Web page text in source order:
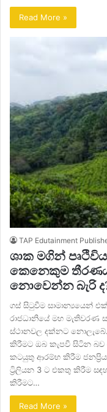
Read More »
TAP Edutainment
ශාක මගින්
කෙනෙකුම
නොවෙන්න බැරි
ගස් සිටුවීම සාමාන්‍යයෙන්
රාජධානියේ මහ මැතිවරණ
ස්ථානවල දක්නට
කිරීමට ඔබ කැපවී සිටින
කටයුතු ආරම්භ කිරීම
ට්‍රිලියන 3 ට එකතු කිරීම
කිරීමට…
Read More »